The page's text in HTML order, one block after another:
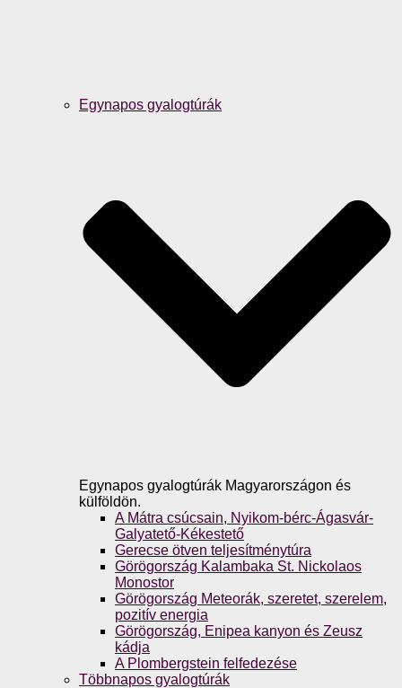
Egynapos gyalogtúrák
Egynapos gyalogtúrák Magyarországon és
külföldön.
A Mátra csúcsain, Nyikom-bérc-Ágasvár-
Galyatető-Kékestető
Gerecse ötven teljesítménytúra
Görögország Kalambaka St. Nickolaos
Monostor
Görögország Meteorák, szeretet, szerelem,
pozitív energia
Görögország, Enipea kanyon és Zeusz
kádja
A Plombergstein felfedezése
Többnapos gyalogtúrák